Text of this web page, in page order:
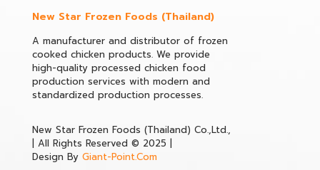
New Star Frozen Foods (Thailand)
A manufacturer and distributor of frozen
cooked chicken products. We provide
high-quality processed chicken food
production services with modern and
standardized production processes.
New Star Frozen Foods (Thailand) Co.,Ltd.,
| All Rights Reserved © 2025 |
Design By Giant-Point.Com